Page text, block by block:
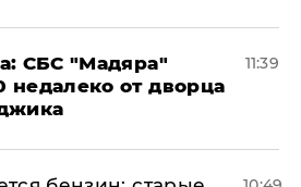
СБС "Мадяра"
недалеко от дворца
11:39